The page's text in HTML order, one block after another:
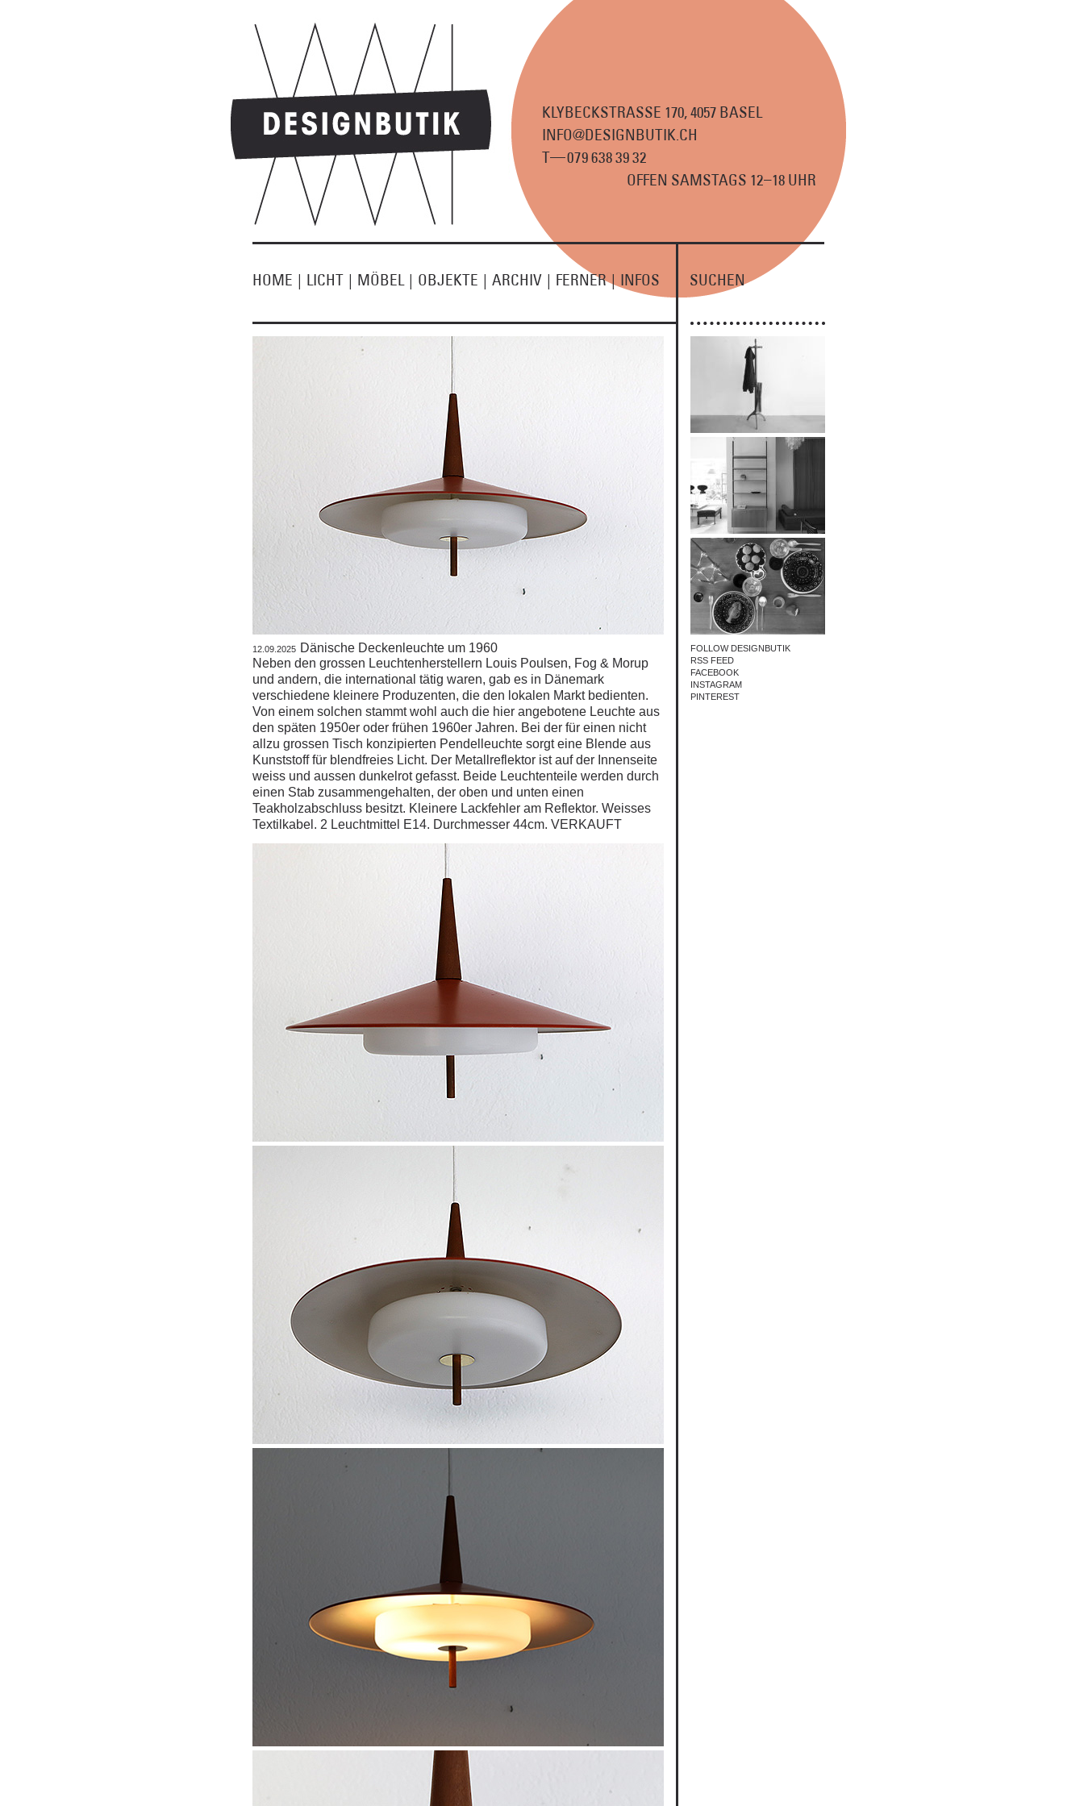
KLYBECKSTRASSE 170, 4057 BASEL
INFO@DESIGNBUTIK.CH
T—0796383932
OFFEN SAMSTAGS 12–18 UHR
HOME | LICHT | MÖBEL | OBJEKTE | ARCHIV | FERNER | INFOS SUCHEN
FOLLOW DESIGNBUTIK
RSS FEED
FACEBOOK
INSTAGRAM
PINTEREST
12.09.2025
Dänische Deckenleuchte um 1960
Neben den grossen Leuchtenherstellern Louis Poulsen, Fog & Morup
und andern, die international tätig waren, gab es in Dänemark
verschiedene kleinereProduzenten, die den lokalen Markt bedienten.
Von einem solchen stammt wohl auch die hier angebotene Leuchte aus
den späten 1950er oder frühen 1960er Jahren. Bei der für einen nicht
allzu grossen Tisch konzipierten Pendelleuchte sorgt eine Blende aus
Kunststoff für blendfreies Licht. Der Metallreflektor ist auf der Innenseite
weiss und aussen dunkelrot gefasst. Beide Leuchtenteile werden durch
einen Stab zusammengehalten, der oben und unten einen
Teakholzabschluss besitzt. Kleinere Lackfehler am Reflektor. Weisses
Textilkabel. 2 Leuchtmittel E14. Durchmesser 44cm. VERKAUFT